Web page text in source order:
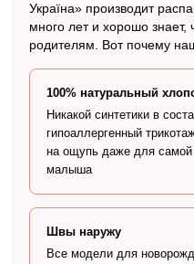
Україна» производит
много лет и хорошо
родителям. Вот почему
100% натуральный
Никакой синтетики в
гипоаллергенный
на ощупь даже для самой
малыша
Швы наружу
Все модели для